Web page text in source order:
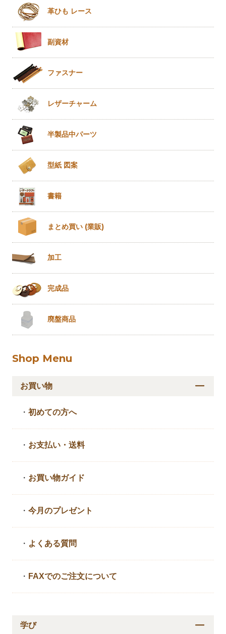
革ひも レース
副資材
ファスナー
レザーチャーム
半製品中パーツ
型紙 図案
書籍
まとめ買い (業販)
加工
完成品
廃盤商品
Shop Menu
お買い物
・初めての方へ
・ お支払い・送料
・ お買い物ガイド
・今月のプレゼント
・ よくある質問
・ FAXでのご注文について
学び